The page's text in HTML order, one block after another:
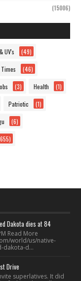
(15006)
UV's (49)
(46)
(3) Health (1)
Patriotic (1)
(6)
Dakota dies at 84
Read More
world/us/native-
dakota-d...
Drive
superlatives. It did